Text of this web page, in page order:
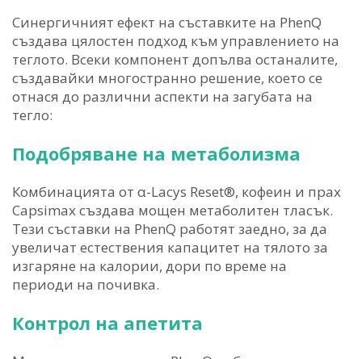
Синергичният ефект на съставките на PhenQ
създава цялостен подход към управлението на
теглото. Всеки компонент допълва останалите,
създавайки многостранно решение, което се
отнася до различни аспекти на загубата на
тегло:
Подобряване на метаболизма
Комбинацията от α-Lacys Reset®, кофеин и прах
Capsimax създава мощен метаболитен тласък.
Тези съставки на PhenQ работят заедно, за да
увеличат естествения капацитет на тялото за
изгаряне на калории, дори по време на
периоди на почивка.
Контрол на апетита